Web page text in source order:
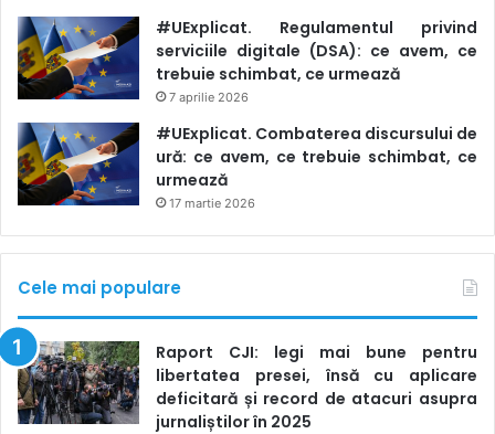
#UExplicat. Regulamentul privind
serviciile digitale (DSA): ce avem, ce
trebuie schimbat, ce urmează
7 aprilie 2026
#UExplicat. Combaterea discursului de
ură: ce avem, ce trebuie schimbat, ce
urmează
17 martie 2026
Cele mai populare
Raport CJI: legi mai bune pentru
libertatea presei, însă cu aplicare
deficitară și record de atacuri asupra
jurnaliștilor în 2025